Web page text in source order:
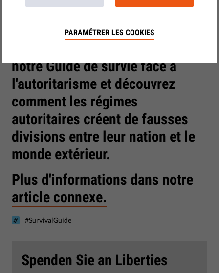
notre Guide de survie face à
l'autoritarisme et découvrez
comment les régimes
autoritaires créent de fausses
divisions entre leur nation et le
monde extérieur.
Plus d'informations dans notre
article connexe.
#SurvivalGuide
Spenden Sie an Liberties
PARAMÉTRER LES COOKIES